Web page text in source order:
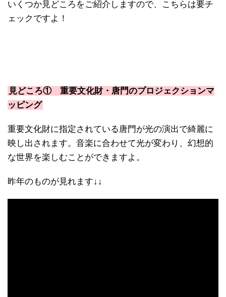
いくつか見どころをご紹介しますので、こちらは要チ
ェックですよ！
見どころ① 重要文化財・唐門のプロジェクションマ
ッピング
重要文化財に指定されている唐門が光の演出で綺麗に
映し出されます。音楽に合わせて光が変わり、幻想的
な世界を楽しむことができますよ。
昨年のものが見れます↓↓